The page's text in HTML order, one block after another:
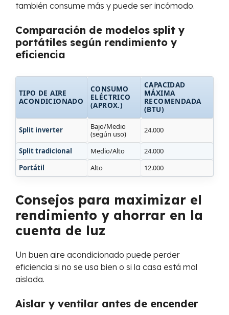
también consume más y puede ser incómodo.
Comparación de modelos split y
portátiles según rendimiento y
eficiencia
TIPO DE AIRE
ACONDICIONADO
CONSUMO
ELÉCTRICO
(APROX.)
CAPACIDAD
MÁXIMA
RECOMENDADA
(BTU)
Split inverter
Bajo/Medio
(según uso)
24.000
Split tradicional Medio/Alto
24.000
Portátil
Alto 12.000
Consejos para maximizar el
rendimiento y ahorrar en la
cuenta de luz
Un buen aire acondicionado puede perder
eficiencia si no se usa bien o si la casa está mal
aislada.
Aislar y ventilar antes de encender